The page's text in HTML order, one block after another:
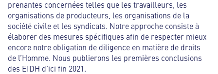
prenantes concernées telles que les travailleurs, les
organisations de producteurs, les organisations de la
société civile et les syndicats. Notre approche consiste à
élaborer des mesures spécifiques afin de respecter mieux
encore notre obligation de diligence en matière de droits
de l’Homme. Nous publierons les premières conclusions
des EIDH d’ici fin 2021.